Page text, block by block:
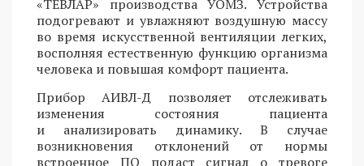
«ТЕВЛАР» производства УОМЗ. Устройства
подогревают и увлажняют воздушную массу
во время искусственной вентиляции легких,
восполняя естественную функцию организма
человека и повышая комфорт пациента.
Прибор АИВЛ-Д позволяет отслеживать
изменения состояния пациента
и анализировать динамику. В случае
возникновения отклонений от нормы
встроенное ПО подаст сигнал о тревоге